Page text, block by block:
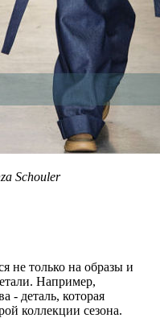
Schouler
не только на образы и
Например,
- деталь, которая
коллекции сезона.